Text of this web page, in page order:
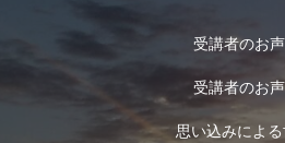
受講者のお
受講者のお
思い込みによ